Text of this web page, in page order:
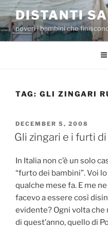
Skip
to
content
DISTANTI
poveri i bambini che
TAG: GLI ZINGARI
POSTED
ON
DECEMBER 5, 2008
Gli zingari e i furti
In Italia non c’è un solo
“furto dei bambini”. Voi
qualche mese fa. E me
facevo a essere così
evidente? Ogni volta che
di quest’anno, quello di